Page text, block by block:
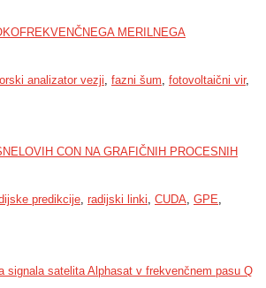
MERILNEGA
analizator vezji, fazni šum, fotovoltaični vir,
CON NA GRAFIČNIH PROCESNIH
predikcije, radijski linki, CUDA, GPE,
satelita Alphasat v frekvenčnem pasu Q